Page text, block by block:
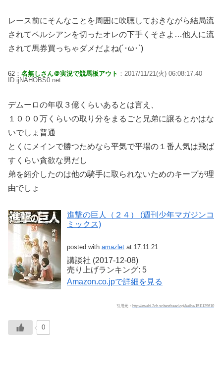
レース前にそんなことを周囲に吹聴しておきながら結局流
されてペルシアンを切ったオレの下手くそさよ…他人に流
されて馬券買っちゃダメだよね(´･ω･`)
62： 名無しさん＠実況で競馬板アウト ：2017/11/21(火) 06:08:17.40
ID:ijNAHOBS0.net
デムーロの年収３億くらいあるとは言え、
１０００万くらいの取り分をまるごと兄弟に譲るとかはな
いでしょ普通
とくにメインで勝つためなら平気で平場の１番人気は飛ば
すくらい貪欲な男だし
弟を紹介したのは他の騎手に取られないためのキープが理
由でしょ
進撃の巨人（２４） (週刊少年マガジンコ
ミックス)
posted with amazlet at 17.11.21
講談社 (2017-12-08)
売り上げランキング: 5
Amazon.co.jpで詳細を見る
引用元： http://awabi.2ch.sc/test/read.cgi/keiba/1511139610
0